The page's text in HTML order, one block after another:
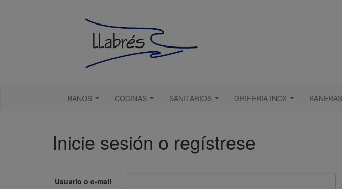
BAÑOS COCINAS SANITARIOS GRIFERIA INOX BAÑERAS
Inicie sesión o regístrese
Usuario o e-mail